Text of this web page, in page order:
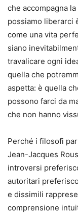
che accompagna
possiamo liberarci
come una vita
siano
travalicare ogni
quella che
aspetta: è quella
possono farci da
che non hanno
Perché i filosofi
Jean-Jacques
introversi
autoritari
e dissimili
comprensione